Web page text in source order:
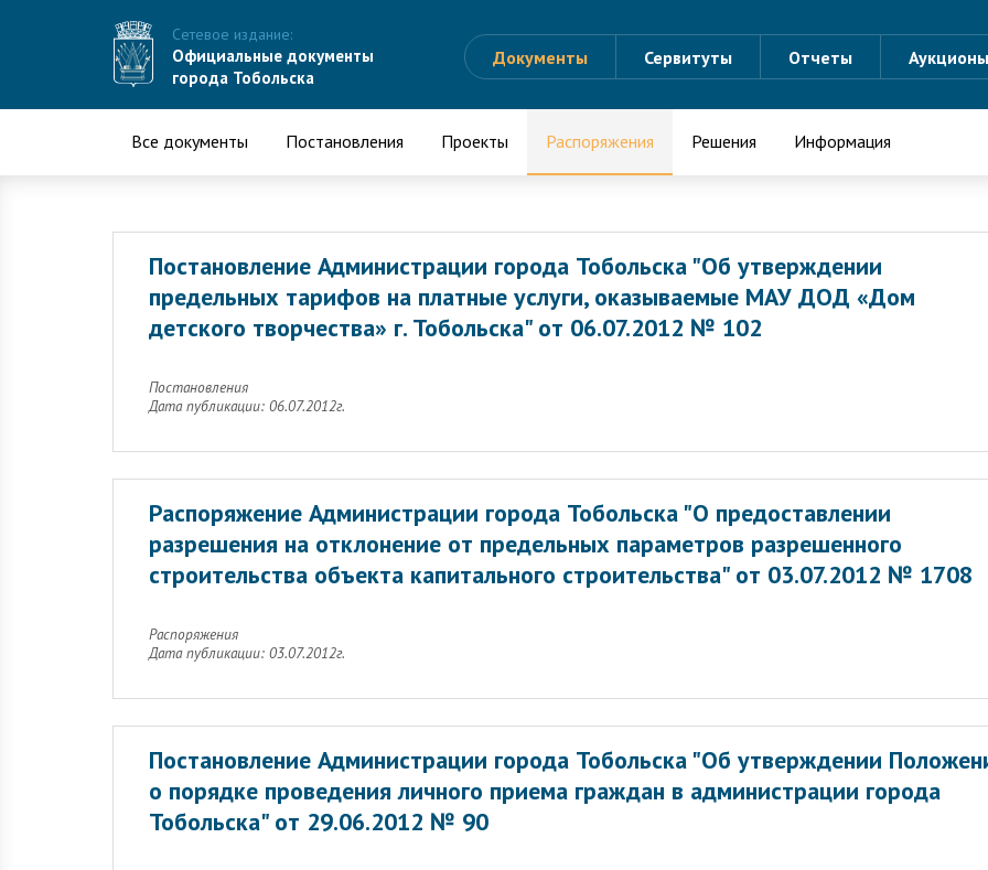
Сетевое издание:
Официальные документы
города Тобольска
Документы Сервитуты Отчеты Аукционы
Все документы Постановления Проекты Распоряжения Решения Информация
Постановление Администрации города Тобольска "Об утверждении
предельных тарифов на платные услуги, оказываемые МАУ ДОД «Дом
детского творчества» г. Тобольска" от 06.07.2012 № 102
Постановления
Дата публикации: 06.07.2012г.
Распоряжение Администрации города Тобольска "О предоставлении
разрешения на отклонение от предельных параметров разрешенного
строительства объекта капитального строительства" от 03.07.2012 № 1708
Распоряжения
Дата публикации: 03.07.2012г.
Постановление Администрации города Тобольска "Об утверждении
о порядке проведения личного приема граждан в администрации города
Тобольска" от 29.06.2012 № 90